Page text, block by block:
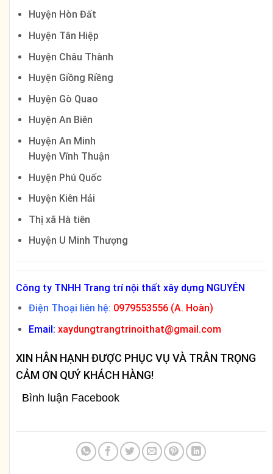
Huyện Hòn Đất
Huyện Tân Hiệp
Huyện Châu Thành
Huyện Giồng Riềng
Huyện Gò Quao
Huyện An Biên
Huyện An Minh
Huyện Vĩnh Thuận
Huyện Phú Quốc
Huyện Kiên Hải
Thị xã Hà tiên
Huyện U Minh Thượng
Công ty TNHH Trang trí nội thất xây dựng NGUYÊN
Điện Thoại liên hệ: 0979553556 (A. Hoàn)
Email: xaydungtrangtrinoithat@gmail.com
XIN HÂN HẠNH ĐƯỢC PHỤC VỤ VÀ TRÂN TRỌNG
CẢM ƠN QUÝ KHÁCH HÀNG!
Bình luận Facebook